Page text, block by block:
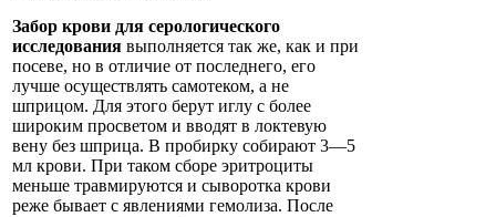
Забор крови для серологического
исследования выполняется так же, как и при
посеве, но в отличие от последнего, его
лучше осуществлять самотеком, а не
шприцом. Для этого берут иглу с более
широким просветом и вводят в локтевую
вену без шприца. В пробирку собирают 3—5
мл крови. При таком сборе эритроциты
меньше травмируются и сыворотка крови
реже бывает с явлениями гемолиза. После